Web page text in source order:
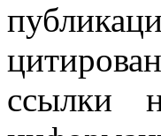
ссылки